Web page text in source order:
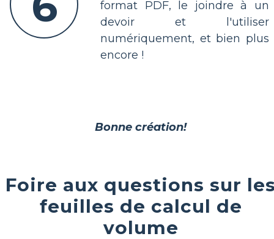
format PDF, le joindre à un
devoir et l'utiliser
numériquement, et bien plus
encore !
Bonne création!
Foire aux questions sur
feuilles de calcul de
volume